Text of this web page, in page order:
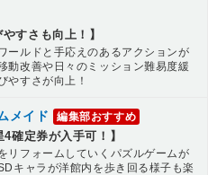
やすさも向上！】
ールドと手応えのあるアクションが
動改善や日々のミッション難易度緩
やすさが向上！
メイド 編集部おすすめ
4確定券が入手可！】
リフォームしていくパズルゲームが
キャラが洋館内を歩き回る様子も楽